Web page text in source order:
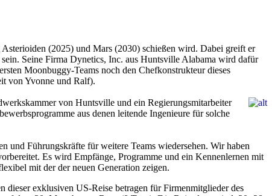
(2025) und Mars (2030) schießen wird. Dabei greift er
Seine Firma Dynetics, Inc. aus Huntsville Alabama wird dafür
Moonbuggy-Teams noch den Chefkonstrukteur dieses
von Yvonne und Ralf).
von Huntsville und ein Regierungsmitarbeiter
aus denen leitende Ingenieure für solche
und Führungskräfte für weitere Teams wiedersehen. Wir haben
Es wird Empfänge, Programme und ein Kennenlernen mit
mit der der neuen Generation zeigen.
dieser exklusiven US-Reise betragen für Firmenmitglieder des